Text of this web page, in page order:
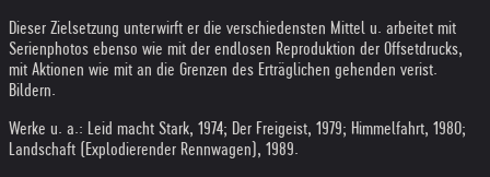
Dieser Zielsetzung unterwirft er die verschiedensten Mittel u. arbeitet mit
Serienphotos ebenso wie mit der endlosen Reproduktion der Offsetdrucks,
mit Aktionen wie mit an die Grenzen des Erträglichen gehenden verist.
Bildern.
Werke u. a.: Leid macht Stark, 1974; Der Freigeist, 1979; Himmelfahrt, 1980;
Landschaft (Explodierender Rennwagen), 1989.